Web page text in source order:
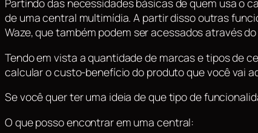
Partindo das necessidades básicas de quem usa o
de uma central multimídia. A partir disso outras
Waze, que também podem ser acessados através
Tendo em vista a quantidade de marcas e tipos de
calcular o custo-benefício do produto que você vai
Se você quer ter uma ideia de que tipo de
O que posso encontrar em uma central: